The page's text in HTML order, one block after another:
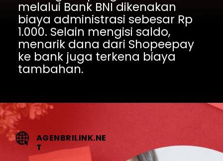
melalui Bank BNI dikenakan
biaya administrasi sebesar Rp
1.000. Selain mengisi saldo,
menarik dana dari Shopeepay
ke bank juga terkena biaya
tambahan.
AGENBRILINK.NE
T